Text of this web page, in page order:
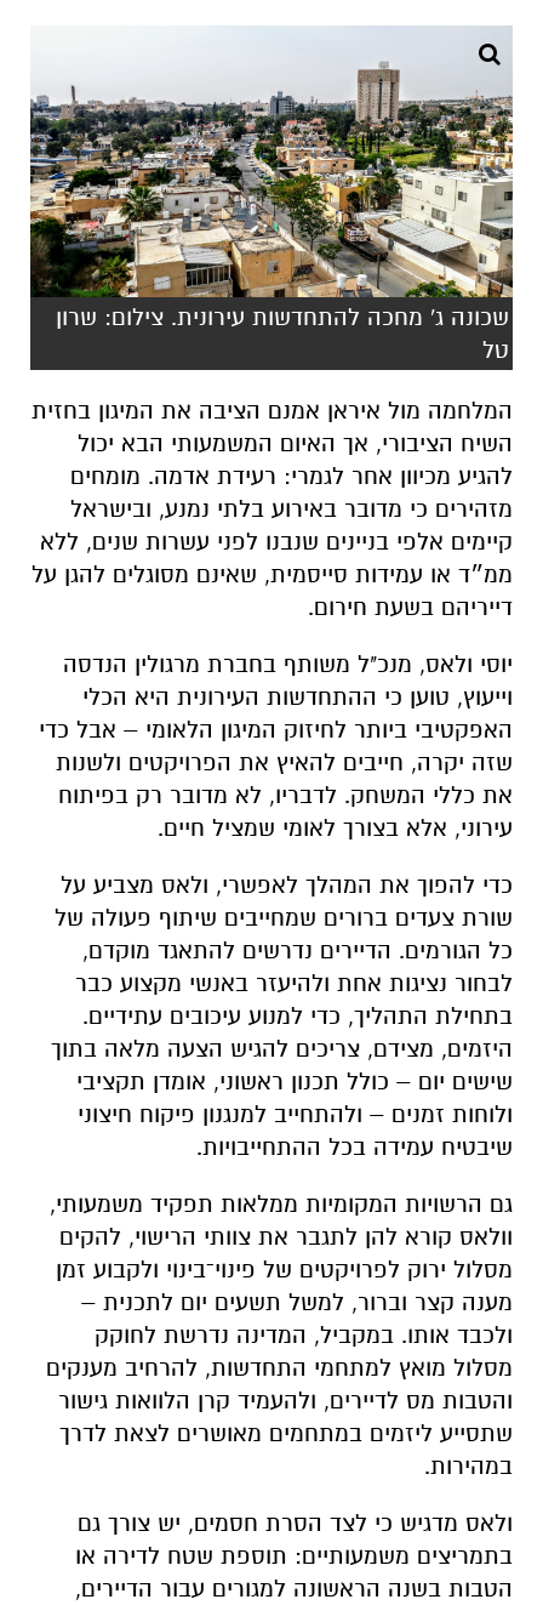
שכונה ג' מחכה להתחדשות עירונית. צילום: שרון
טל
המלחמה מול איראן אמנם הציבה את המיגון בחזית
השיח הציבורי, אך האיום המשמעותי הבא יכול
להגיע מכיוון אחר לגמרי: רעידת אדמה. מומחים
מזהירים כי מדובר באירוע בלתי נמנע, ובישראל
קיימים אלפי בניינים שנבנו לפני עשרות שנים, ללא
ממ״ד או עמידות סייסמית, שאינם מסוגלים להגן על
דייריהם בשעת חירום.
יוסי ולאס, מנכ"ל משותף בחברת מרגולין הנדסה
וייעוץ, טוען כי ההתחדשות העירונית היא הכלי
האפקטיבי ביותר לחיזוק המיגון הלאומי – אבל כדי
שזה יקרה, חייבים להאיץ את הפרויקטים ולשנות
את כללי המשחק. לדבריו, לא מדובר רק בפיתוח
עירוני, אלא בצורך לאומי שמציל חיים.
כדי להפוך את המהלך לאפשרי, ולאס מצביע על
שורת צעדים ברורים שמחייבים שיתוף פעולה של
כל הגורמים. הדיירים נדרשים להתאגד מוקדם,
לבחור נציגות אחת ולהיעזר באנשי מקצוע כבר
בתחילת התהליך, כדי למנוע עיכובים עתידיים.
היזמים, מצידם, צריכים להגיש הצעה מלאה בתוך
שישים יום – כולל תכנון ראשוני, אומדן תקציבי
ולוחות זמנים – ולהתחייב למנגנון פיקוח חיצוני
שיבטיח עמידה בכל ההתחייבויות.
גם הרשויות המקומיות ממלאות תפקיד משמעותי,
וולאס קורא להן לתגבר את צוותי הרישוי, להקים
מסלול ירוק לפרויקטים של פינוי־בינוי ולקבוע זמן
מענה קצר וברור, למשל תשעים יום לתכנית –
ולכבד אותו. במקביל, המדינה נדרשת לחוקק
מסלול מואץ למתחמי התחדשות, להרחיב מענקים
והטבות מס לדיירים, ולהעמיד קרן הלוואות גישור
שתסייע ליזמים במתחמים מאושרים לצאת לדרך
במהירות.
ולאס מדגיש כי לצד הסרת חסמים, יש צורך גם
בתמריצים משמעותיים: תוספת שטח לדירה או
הטבות בשנה הראשונה למגורים עבור הדיירים,